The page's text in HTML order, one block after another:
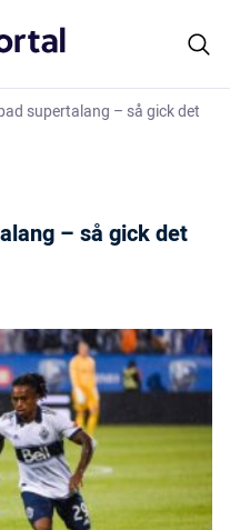
supertalang – så gick det
– så gick det